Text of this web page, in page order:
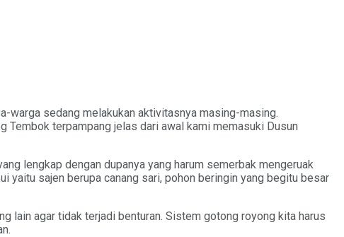
warga sedang melakukan aktivitasnya masing-masing.
Tembok terpampang jelas dari awal kami memasuki Dusun
lengkap dengan dupanya yang harum semerbak mengeruak
yaitu sajen berupa canang sari, pohon beringin yang begitu besar
lain agar tidak terjadi benturan. Sistem gotong royong kita harus